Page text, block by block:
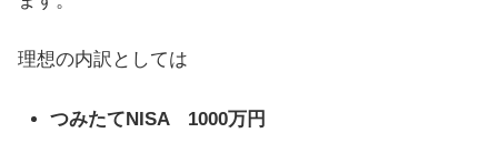
理想の内訳としては
つみたてNISA 1000万円